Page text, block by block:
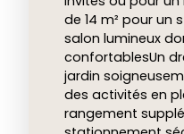
de 14 m² pour un
salon lumineux
confortablesUn
jardin
des activités en
rangement